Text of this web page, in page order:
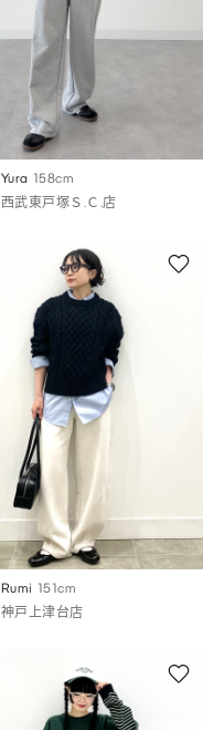
Yura 158cm
西武東戸塚Ｓ.Ｃ.店
Rumi 151cm
神戸上津台店